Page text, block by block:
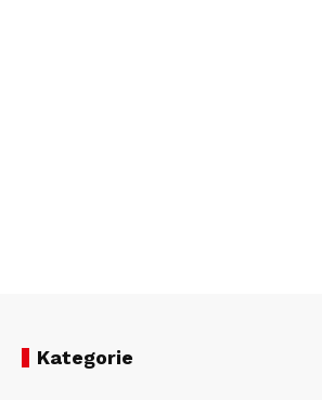
Kategorie